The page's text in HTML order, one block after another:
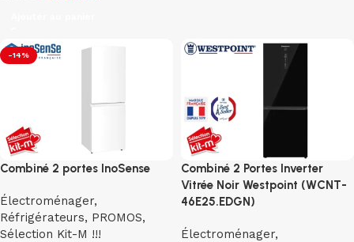
-14%
Combiné 2 portes InoSense
Électroménager,
Réfrigérateurs, PROMOS,
Sélection Kit-M !!!
Combiné 2 Portes Inverter
Vitrée Noir Westpoint (WCNT-
46E25.EDGN)
Électroménager,